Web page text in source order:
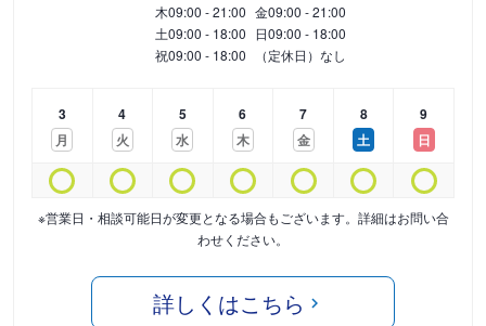
木09:00 - 21:00 金09:00 - 21:00
土09:00 - 18:00 日09:00 - 18:00
祝09:00 - 18:00 （定休日）なし
3
月
4
火
5
水
6
木
7
金
8
土
9
日
※営業日・相談可能日が変更となる場合もございます。詳細はお問い合
わせください。
詳しくはこちら